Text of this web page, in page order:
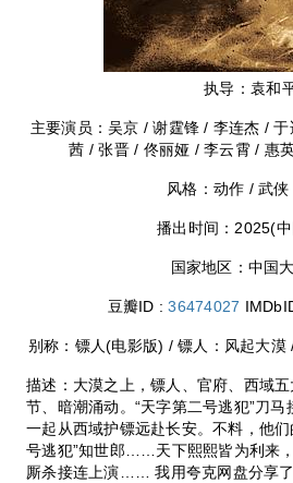
执导： 袁和
主要演员：吴京 / 谢霆锋 / 李连杰 /
茜 / 张晋 / 佟丽娅 / 李云霄 / 惠
风格： 动作 / 武侠
播出时间： 2025(
国家地区： 中国
豆瓣ID : 36474027
别称： 镖人(电影版) / 镖人：风起大
描述：大漠之上，镖人、官府、西域
节、暗潮涌动。“天字第二号逃犯”刀
一起从西域护镖远赴长安。不料，他
号逃犯”知世郎……天下熙熙皆为利来
厮杀接连上演…… 我用夸克网盘分享